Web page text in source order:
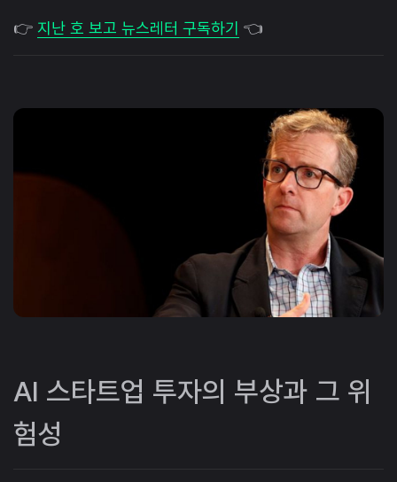
👉 지난 호 보고 뉴스레터 구독하기 👈
AI 스타트업 투자의 부상과 그 위
험성